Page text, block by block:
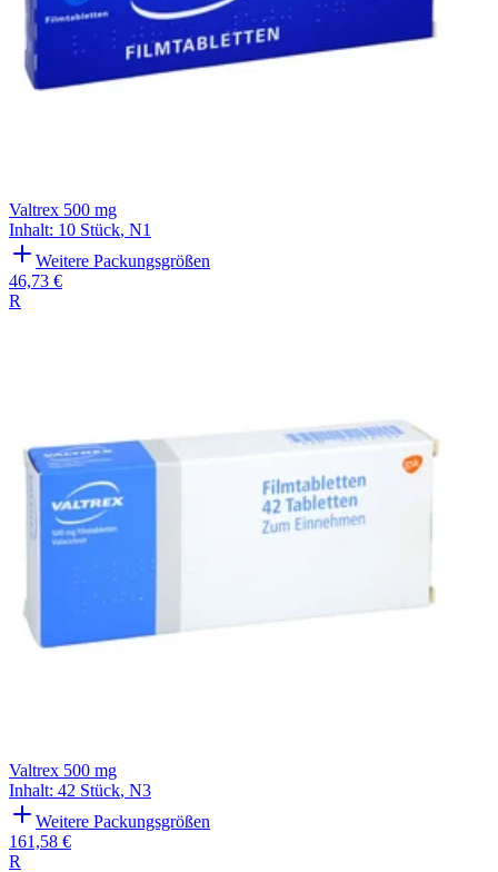
Valtrex 500 mg
Inhalt: 10 Stück, N1
Weitere Packungsgrößen
46,73 €
R
Valtrex 500 mg
Inhalt: 42 Stück, N3
Weitere Packungsgrößen
161,58 €
R